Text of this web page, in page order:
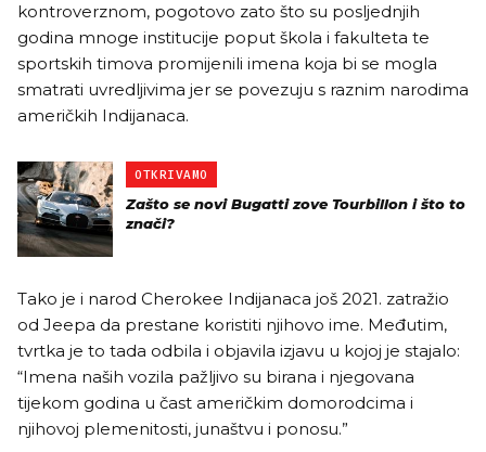
kontroverznom, pogotovo zato što su posljednjih
godina mnoge institucije poput škola i fakulteta te
sportskih timova promijenili imena koja bi se mogla
smatrati uvredljivima jer se povezuju s raznim narodima
američkih Indijanaca.
OTKRIVAMO
Zašto se novi Bugatti zove Tourbillon i što to
znači?
Tako je i narod Cherokee Indijanaca još 2021. zatražio
od Jeepa da prestane koristiti njihovo ime. Međutim,
tvrtka je to tada odbila i objavila izjavu u kojoj je stajalo:
“Imena naših vozila pažljivo su birana i njegovana
tijekom godina u čast američkim domorodcima i
njihovoj plemenitosti, junaštvu i ponosu.”